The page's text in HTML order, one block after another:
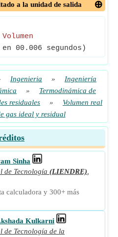
a la unidad de salida
Volumen
00.006 segundos)
Ingenieria »
Ingeniería
»
Termodinámica de
residuales »
Volumen real
gas ideal y residual
Sinha
de Tecnología (LIENDRE)
calculadora y 300+ más
Kulkarni
de Tecnología de la